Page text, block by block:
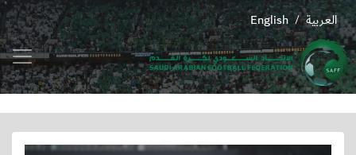
English / العربية